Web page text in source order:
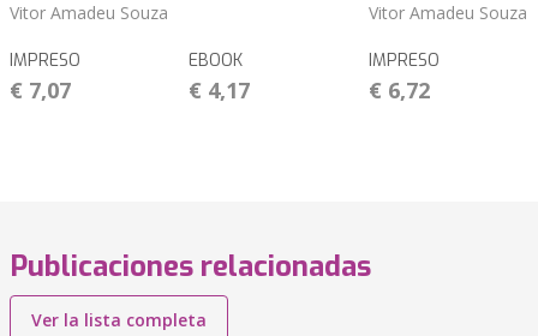
Vitor Amadeu Souza
IMPRESO
€ 7,07
EBOOK
€ 4,17
Vitor Amadeu Souza
IMPRESO
€ 6,72
Publicaciones relacionadas
Ver la lista completa